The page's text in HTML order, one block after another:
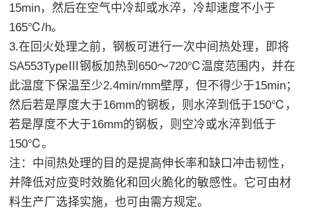
15min，然后在空气中冷却或水淬，冷却速度不小于
165℃/h。
3.在回火处理之前，钢板可进行一次中间热处理，即将
SA553TypeⅢ钢板加热到650～720℃温度范围内，并在
此温度下保温至少2.4min/mm壁厚，但不得少于15min；
然后若是厚度大于16mm的钢板，则水淬到低于150℃，
若是厚度不大于16mm的钢板，则空冷或水淬到低于
150℃。
注：中间热处理的目的是提高伸长率和缺口冲击韧性，
并降低对应变时效脆化和回火脆化的敏感性。它可由材
料生产厂选择实施，也可由需方规定。